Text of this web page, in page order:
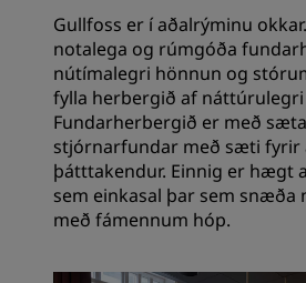
Gullfoss er í aðalrýminu
notalega og rúmgóða
nútímalegri hönnun og
fylla herbergið af
Fundarherbergið er með
stjórnarfundar með sæti fyrir
þátttakendur. Einnig er hægt
sem einkasal þar sem snæða
með fámennum hóp.